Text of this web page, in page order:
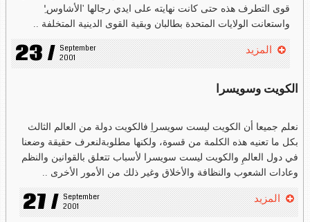
قوى التطرف هذه حتى كانت نهايته على ايدي رجالها 'الأشاوس'ِ
واستعانت الولايات المتحدة بطالبان وبقية القوى الدينية المتخلفة ..
23 / September
2001
المزيد
الكويت وسويسرا
نعلم جميعا أن الكويت ليست سويسراِ فالكويت دولة من العالم الثالث
بكل ما تعنيه هذه الكلمة من قسوة، ولكنها مطلوبةلنعرف حقيقة وضعنا
في دول العالمِ والكويت ليست سويسرا لأسباب تتعلق بالقوانين والنظم
وعادات الشعوب والنظافة والأخلاق وغير ذلك من الأمور الأخرى ..
27 / September
2001
المزيد